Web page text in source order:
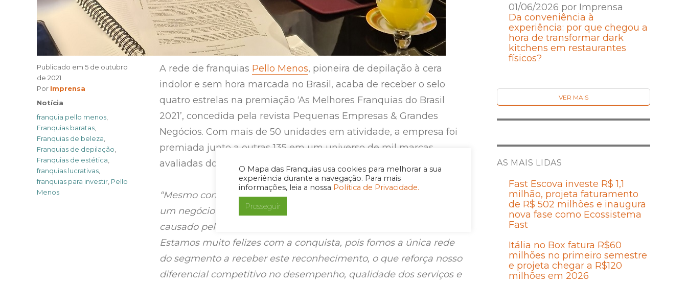
O Mapa das Franquias usa cookies para melhorar a sua
experiência durante a navegação. Para mais
informações, leia a nossa Política de Privacidade.
Prosseguir
A rede de franquias Pello Menos, pioneira de depilação à cera
indolor e sem hora marcada no Brasil, acaba de receber o selo
quatro estrelas na premiação ‘As Melhores Franquias do Brasil
2021’, concedida pela revista Pequenas Empresas & Grandes
Negócios. Com mais de 50 unidades em atividade, a empresa foi
premiada junto a outras 135 em um universo de mil marcas
avaliadas do franchising brasileiro.
“Mesmo com tantos obstáculos e com a dificuldade de manter
um negócio em meio a tantas incertezas, além do prejuízo
causado pela pandemia, nós atingimos as quatro estrelas.
Estamos muito felizes com a conquista, pois fomos a única rede
do segmento a receber este reconhecimento, o que reforça nosso
diferencial competitivo no desempenho, qualidade dos serviços e
Publicado em 5 de outubro
de 2021
Por Author
Imprensa
Categories
Notícia
Tags
franquia pello menos
Franquias baratas
Franquias de beleza
Franquias de depilação
Franquias de estética
franquias lucrativas
franquias para investir Pello
Menos
01/06/2026 por Imprensa
Da conveniência à
experiência: por que chegou a
hora de transformar dark
kitchens em restaurantes
físicos?
VER MAIS
AS MAIS LIDAS
Fast Escova investe R$ 1,1
milhão, projeta faturamento
de R$ 502 milhões e inaugura
nova fase como Ecossistema
Fast
Itália no Box fatura R$60
milhões no primeiro semestre
e projeta chegar a R$120
milhões em 2026